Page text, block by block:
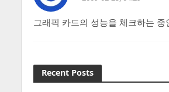
그래픽 카드의 성능을 체크하는 중
Recent Posts